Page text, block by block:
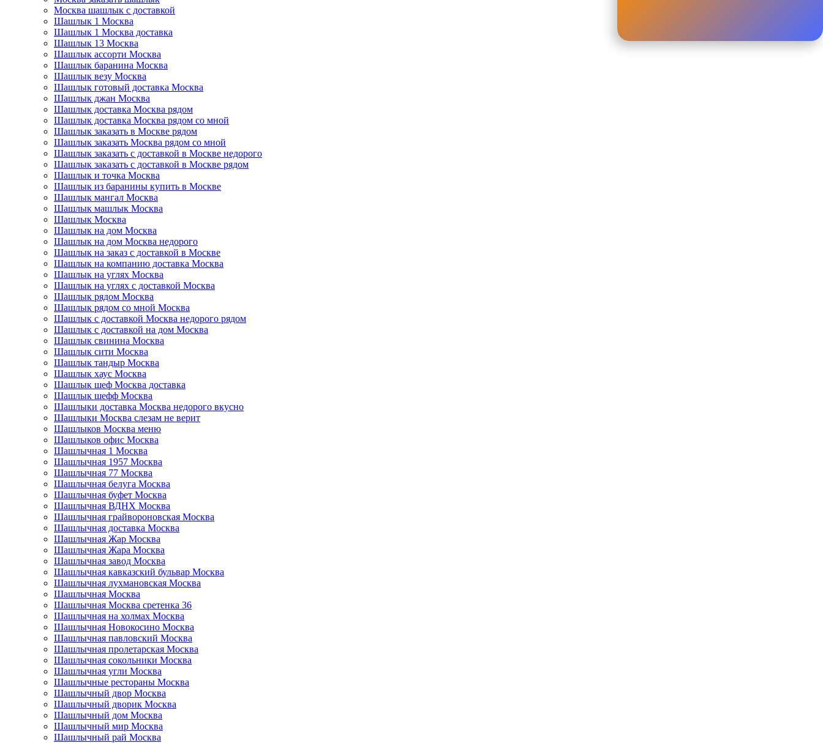
Москва шашлык с доставкой
Шашлык 1 Москва
Шашлык 1 Москва доставка
Шашлык 13 Москва
Шашлык ассорти Москва
Шашлык баранина Москва
Шашлык везу Москва
Шашлык готовый доставка Москва
Шашлык джан Москва
Шашлык доставка Москва рядом
Шашлык доставка Москва рядом со мной
Шашлык заказать в Москве рядом
Шашлык заказать Москва рядом со мной
Шашлык заказать с доставкой в Москве недорого
Шашлык заказать с доставкой в Москве рядом
Шашлык и точка Москва
Шашлык из баранины купить в Москве
Шашлык мангал Москва
Шашлык машлык Москва
Шашлык Москва
Шашлык на дом Москва
Шашлык на дом Москва недорого
Шашлык на заказ с доставкой в Москве
Шашлык на компанию доставка Москва
Шашлык на углях Москва
Шашлык на углях с доставкой Москва
Шашлык рядом Москва
Шашлык рядом со мной Москва
Шашлык с доставкой Москва недорого рядом
Шашлык с доставкой на дом Москва
Шашлык свинина Москва
Шашлык сити Москва
Шашлык тандыр Москва
Шашлык хаус Москва
Шашлык шеф Москва доставка
Шашлык шефф Москва
Шашлыки доставка Москва недорого вкусно
Шашлыки Москва слезам не верит
Шашлыков Москва меню
Шашлыков офис Москва
Шашлычная 1 Москва
Шашлычная 1957 Москва
Шашлычная 77 Москва
Шашлычная белуга Москва
Шашлычная буфет Москва
Шашлычная ВДНХ Москва
Шашлычная грайвороновская Москва
Шашлычная доставка Москва
Шашлычная Жар Москва
Шашлычная Жара Москва
Шашлычная завод Москва
Шашлычная кавказский бульвар Москва
Шашлычная лухмановская Москва
Шашлычная Москва
Шашлычная Москва сретенка 36
Шашлычная на холмах Москва
Шашлычная Новокосино Москва
Шашлычная павловский Москва
Шашлычная пролетарская Москва
Шашлычная сокольники Москва
Шашлычная угли Москва
Шашлычные рестораны Москва
Шашлычный двор Москва
Шашлычный дворик Москва
Шашлычный дом Москва
Шашлычный мир Москва
Шашлычный рай Москва